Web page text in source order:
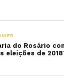
do Rosário
eleições de